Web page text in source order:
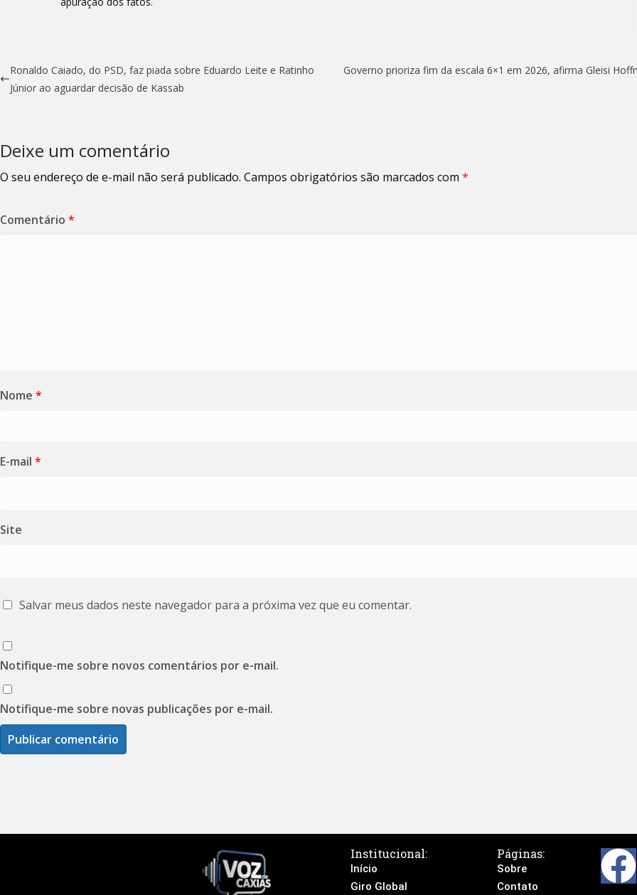
Ronaldo Caiado, do PSD, faz piada sobre Eduardo Leite e Ratinho
Júnior ao aguardar decisão de Kassab
Governo prioriza fim da escala 6×1 em 2026, afirma Gleisi
Deixe um comentário
O seu endereço de e-mail não será publicado. Campos obrigatórios são marcados com *
Comentário *
Nome *
E-mail *
Site
Salvar meus dados neste navegador para a próxima vez que eu comentar.
Notifique-me sobre novos comentários por e-mail.
Notifique-me sobre novas publicações por e-mail.
Institucional:
Início
Giro Global
Páginas:
Sobre
Contato